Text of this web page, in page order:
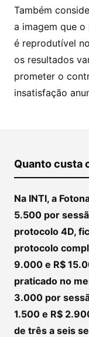
Também
a imagem que
é reprodutível
os resultados
prometer o
insatisfação
Quanto custa
Na INTI, a
5.500 por
protocolo 4D,
protocolo
9.000 e R$
praticado no
3.000 por
1.500 e R$
de três a seis